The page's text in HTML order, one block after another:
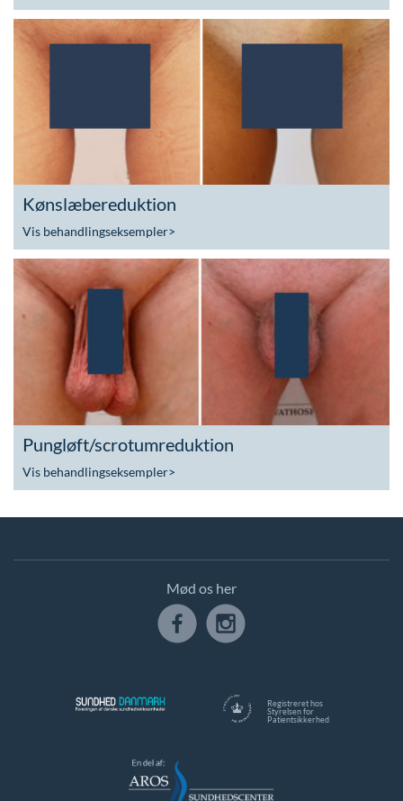
Kønslæbereduktion
Vis behandlingseksempler>
Pungløft/scrotumreduktion
Vis behandlingseksempler>
Registreret hos
Styrelsen for
Patientsikkerhed
Mød os her